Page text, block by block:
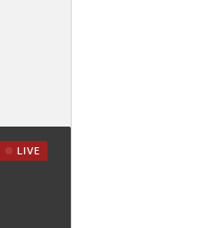
LIVE